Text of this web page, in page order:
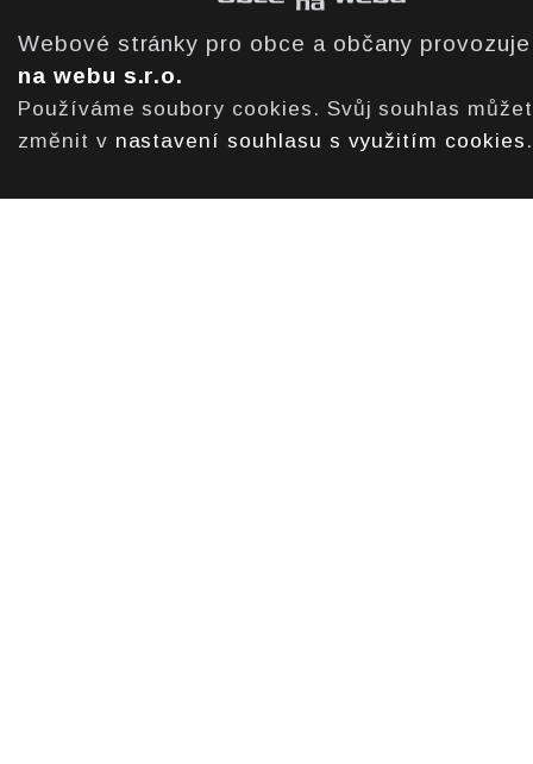
Webové stránky pro obce a občany
na webu s.r.o.
Používáme soubory cookies. Svůj souhlas
změnit v nastavení souhlasu s využitím cookies .